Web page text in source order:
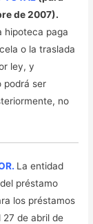
de 2007).
hipoteca paga
o la traslada
ley, y
podrá ser
no
La entidad
préstamo
los préstamos
de abril de